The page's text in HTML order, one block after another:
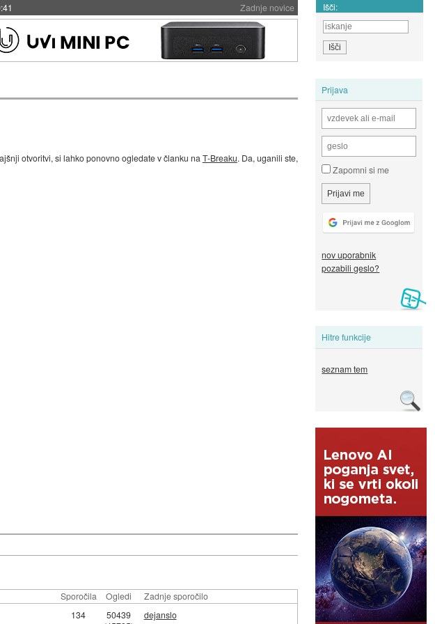
Zadnje novice Išči:
Prijava
Zapomni si me
nov uporabnik
pozabili geslo?
Hitre funkcije
seznam tem
otvoritvi, si lahko ponovno ogledate v članku na T-Breaku. Da, uganili ste,
Sporočila Ogledi Zadnje sporočilo
134
50439
dejanslo